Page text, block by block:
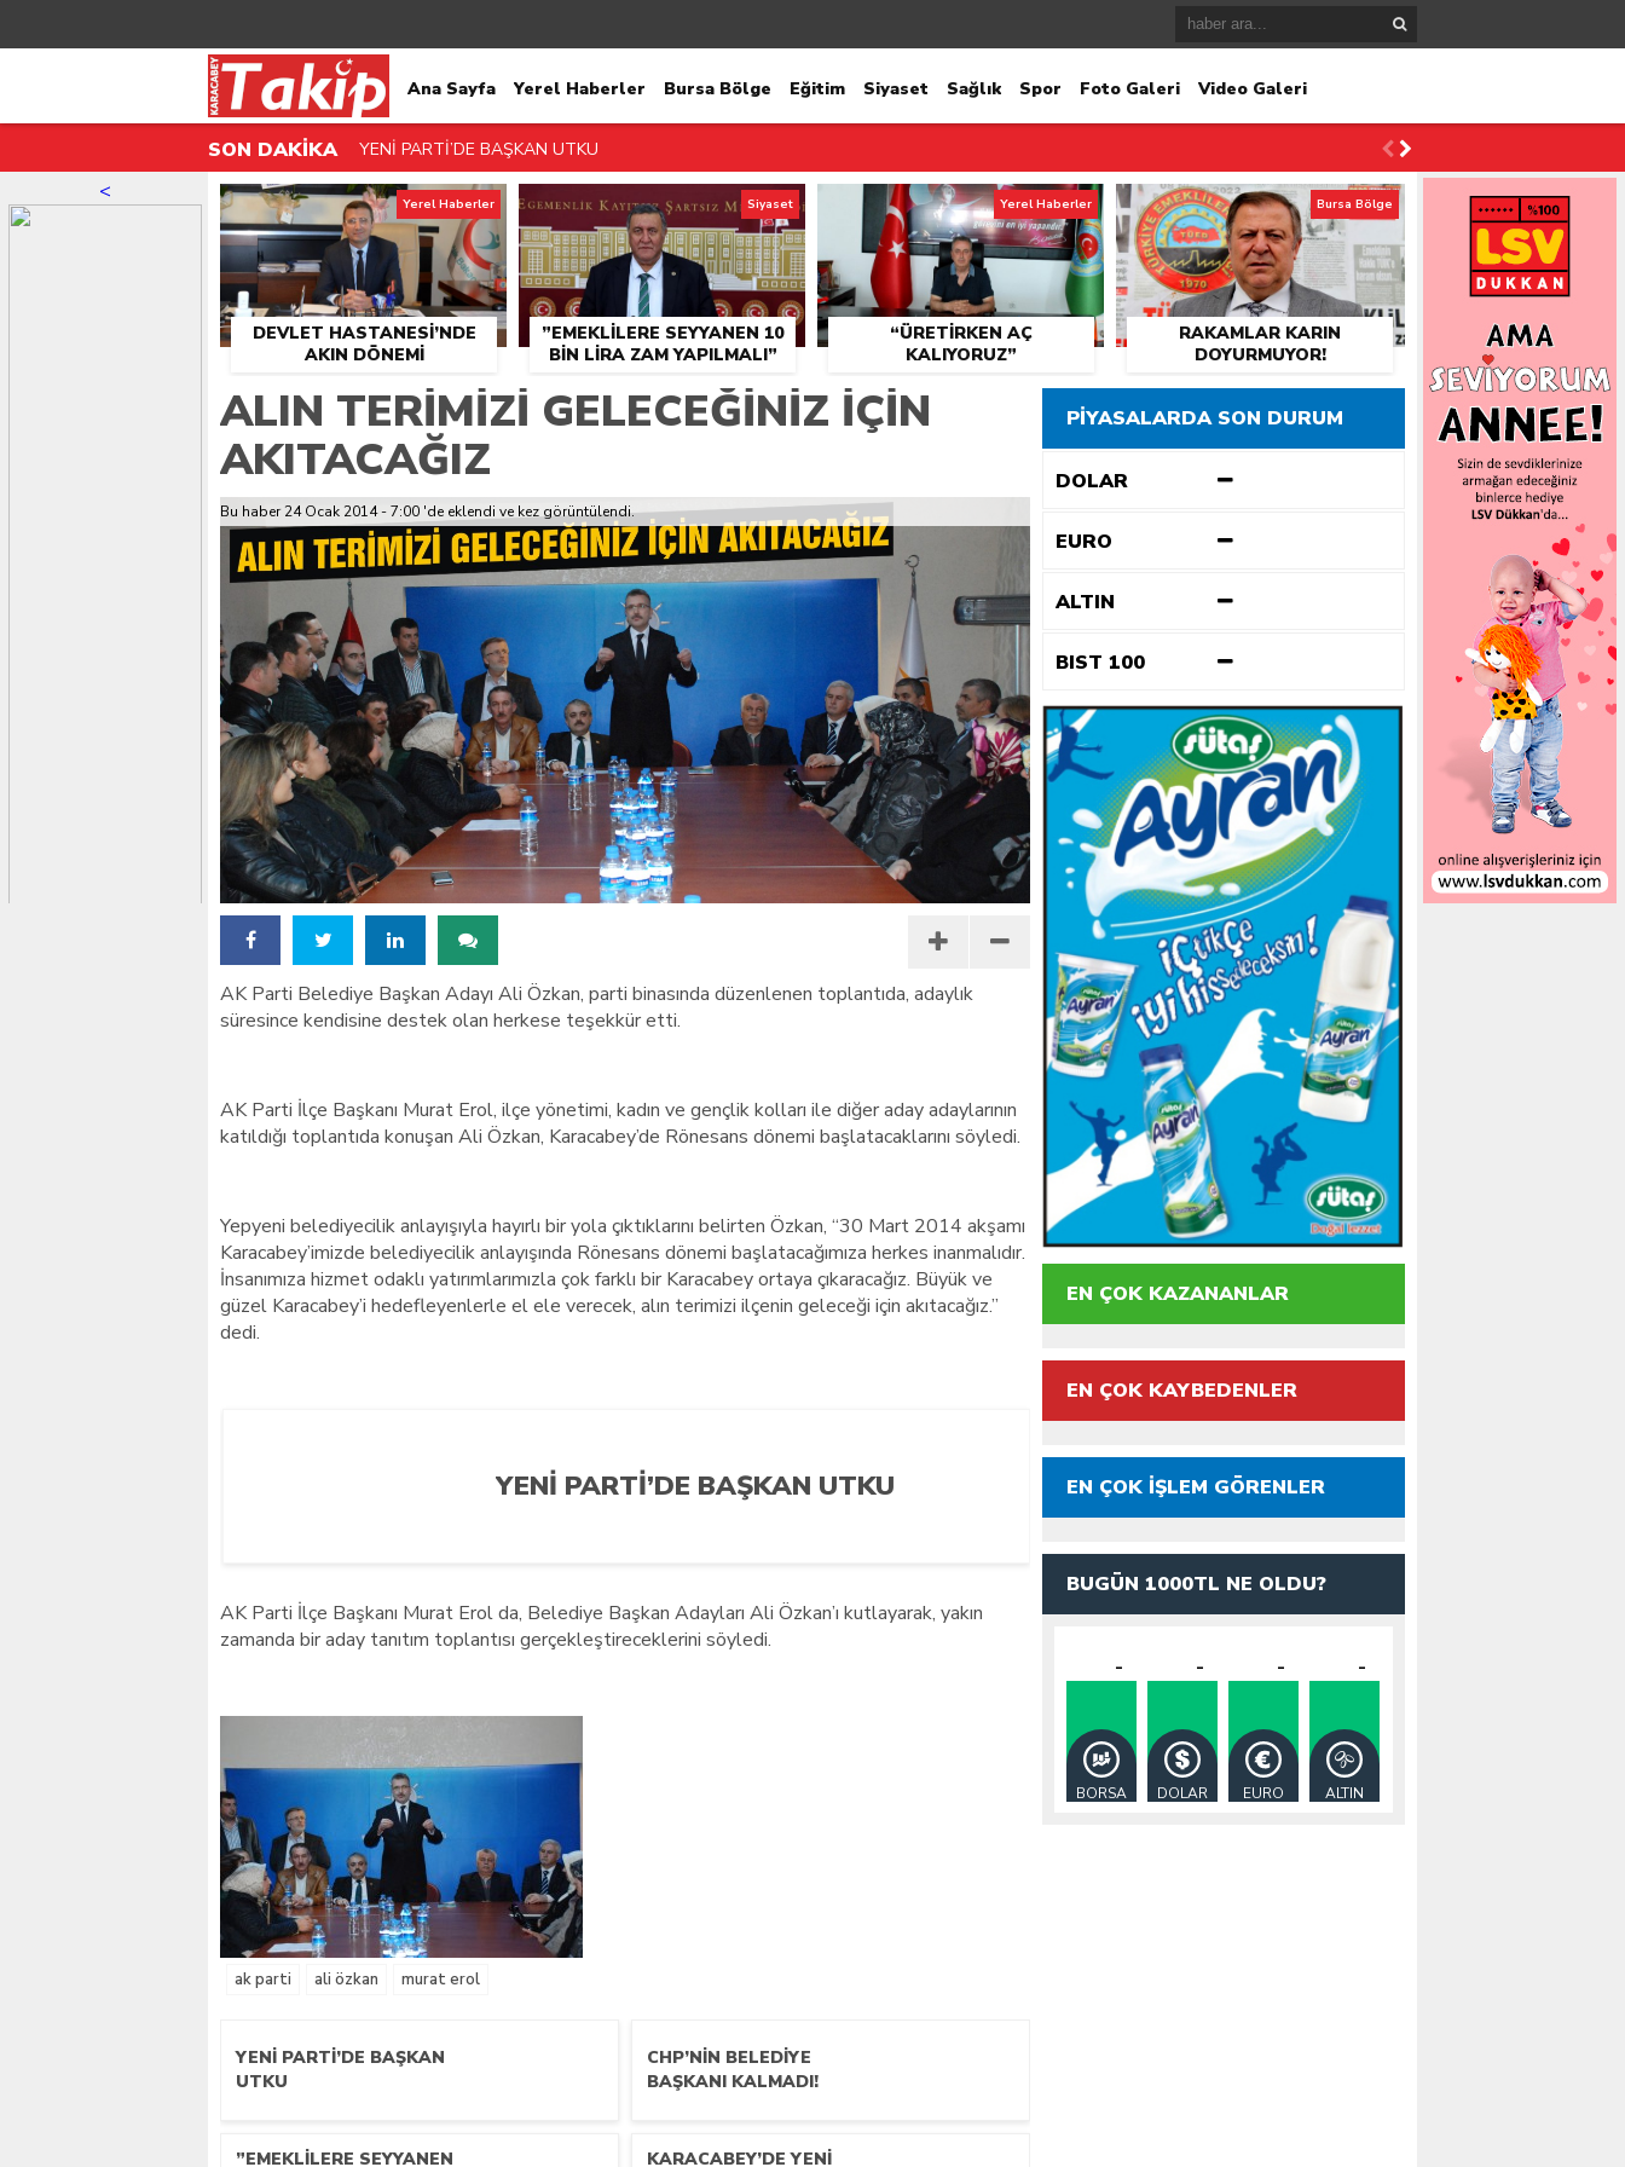
Ana Sayfa Yerel Haberler Bursa Bölge Eğitim Siyaset Sağlık Spor Foto Galeri Video Galeri
Yazarlar
SON DAKİKA YENİ PARTİ’DE BAŞKAN UTKU
CHP’NİN BELEDİYE BAŞKANI KALMADI!
“ÜRETİRKEN AÇ KALIYORUZ”
RAKAMLAR KARIN DOYURMUYOR!
PARKLAR KAYIT ALTINA ALINIYOR!
KARACABEY’İN DEĞERLERİ COĞRAFİ İŞARETLE TAÇLANACAK
7 MAHALLEDE DOĞALGAZ SEVİNCİ!
PARK BAHÇELER’DEN YOĞUN MESAİ
MHP’DEN BURSA’DA TEMASLAR
<
DEVLET HASTANESİ’NDE
AKIN DÖNEMİ
Yerel Haberler
”EMEKLİLERE SEYYANEN 10
BİN LİRA ZAM YAPILMALI”
Siyaset
“ÜRETİRKEN AÇ
KALIYORUZ”
Yerel Haberler
RAKAMLAR KARIN
DOYURMUYOR!
Bursa Bölge
ALIN TERIMIZI GELECEĞINIZ IÇIN
AKITACAĞIZ
Bu haber 24 Ocak 2014 - 7:00 'de eklendi ve kez görüntülendi.
AK Parti Belediye Başkan Adayı Ali Özkan, parti binasında düzenlenen toplantıda, adaylık
süresince kendisine destek olan herkese teşekkür etti.
AK Parti İlçe Başkanı Murat Erol, ilçe yönetimi, kadın ve gençlik kolları ile diğer aday adaylarının
katıldığı toplantıda konuşan Ali Özkan, Karacabey’de Rönesans dönemi başlatacaklarını söyledi.
Yepyeni belediyecilik anlayışıyla hayırlı bir yola çıktıklarını belirten Özkan, “30 Mart 2014 akşamı
Karacabey’imizde belediyecilik anlayışında Rönesans dönemi başlatacağımıza herkes inanmalıdır.
İnsanımıza hizmet odaklı yatırımlarımızla çok farklı bir Karacabey ortaya çıkaracağız. Büyük ve
güzel Karacabey’i hedefleyenlerle el ele verecek, alın terimizi ilçenin geleceği için akıtacağız.”
dedi.
YENİ PARTİ’DE BAŞKAN UTKU
AK Parti İlçe Başkanı Murat Erol da, Belediye Başkan Adayları Ali Özkan’ı kutlayarak, yakın
zamanda bir aday tanıtım toplantısı gerçekleştireceklerini söyledi.
ak parti ali özkan murat erol
YENİ PARTİ’DE BAŞKAN
UTKU
CHP’NİN BELEDİYE
BAŞKANI KALMADI!
”EMEKLİLERE SEYYANEN KARACABEY’DE YENİ
PİYASALARDA SON DURUM
DOLAR
EURO
ALTIN
BIST 100
EN ÇOK KAZANANLAR
EN ÇOK KAYBEDENLER
EN ÇOK İŞLEM GÖRENLER
BUGÜN 1000TL NE OLDU?
-
BORSA
-
DOLAR
-
EURO
-
ALTIN